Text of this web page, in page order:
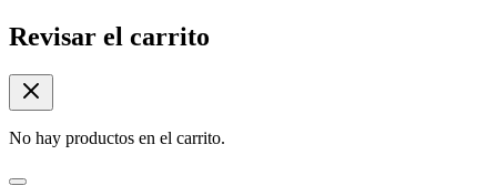
Revisar el carrito
No hay productos en el carrito.